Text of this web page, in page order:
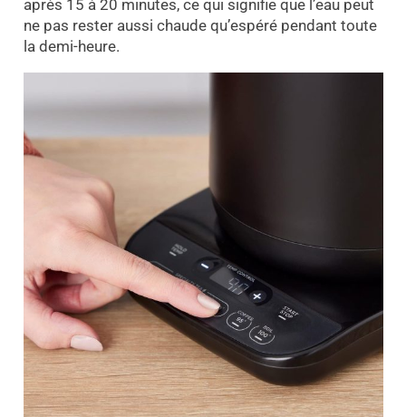
après 15 à 20 minutes, ce qui signifie que l’eau peut
ne pas rester aussi chaude qu’espéré pendant toute
la demi-heure.